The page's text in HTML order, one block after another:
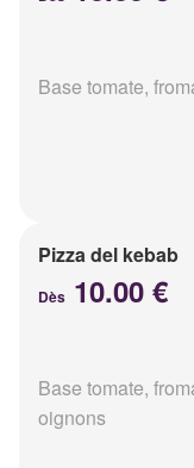
Base tomate,
Pizza del kebab
Dès 10.00 €
Base tomate,
oignons